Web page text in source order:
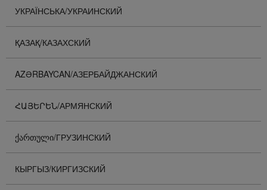
УКРАЇНСЬКА/УКРАИНСКИЙ
ҚАЗАҚ/КАЗАХСКИЙ
AZƏRBAYCAN/АЗЕРБАЙДЖАНСКИЙ
ՀԱՅԵՐԵՆ/АРМЯНСКИЙ
ᲥᲐᲠᲗᲣᲚᲘ/ГРУЗИНСКИЙ
КЫРГЫЗ/КИРГИЗСКИЙ